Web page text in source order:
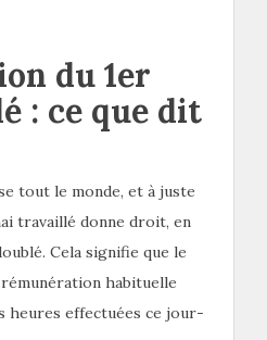
du 1er
: ce que dit
tout le monde, et à juste
travaillé donne droit, en
Cela signifie que le
habituelle
heures effectuées ce jour-